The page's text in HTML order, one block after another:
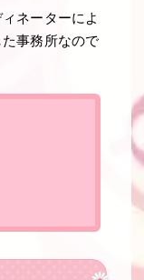
ネーターによ
事務所なので